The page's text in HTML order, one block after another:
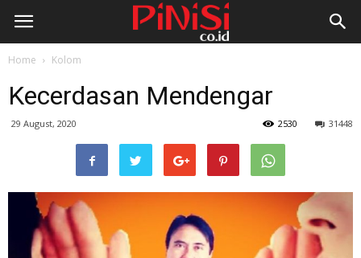
Home Kolom
Kecerdasan Mendengar
29 August, 2020 31448
2530